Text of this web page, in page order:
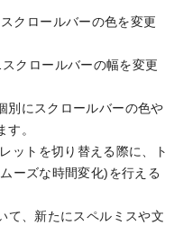
クロールバーの色を変更
クロールバーの幅を変更
別にスクロールバーの色や
す。
ットを切り替える際に、ト
ーズな時間変化)を行える
て、新たにスペルミスや文